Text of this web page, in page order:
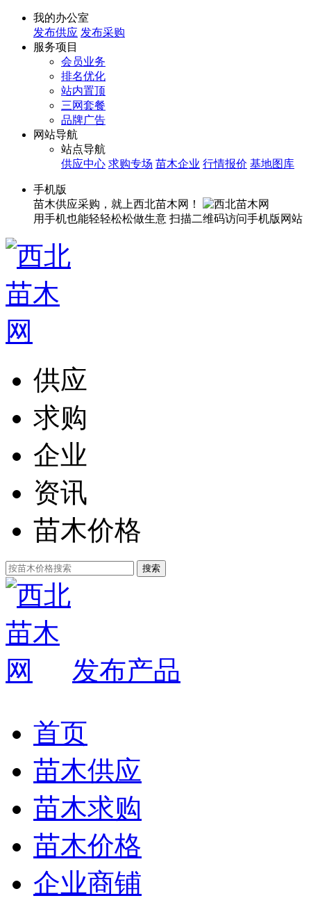
我的办公室
发布供应 发布采购
服务项目
会员业务
排名优化
站内置顶
三网套餐
品牌广告
网站导航
站点导航
供应中心 求购专场 苗木企业 行情报价 基地图库
手机版
苗木供应采购，就上西北苗木网！
用手机也能轻轻松松做生意 扫描二维码访问手机版网站
供应
求购
企业
资讯
苗木价格
发布产品
首页
苗木供应
苗木求购
苗木价格
企业商铺